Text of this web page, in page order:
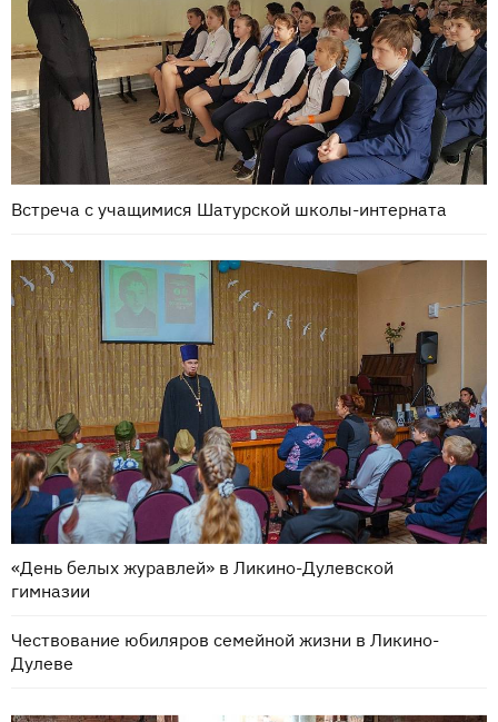
Встреча с учащимися Шатурской школы-интерната
«День белых журавлей» в Ликино-Дулевской
гимназии
Чествование юбиляров семейной жизни в Ликино-
Дулеве